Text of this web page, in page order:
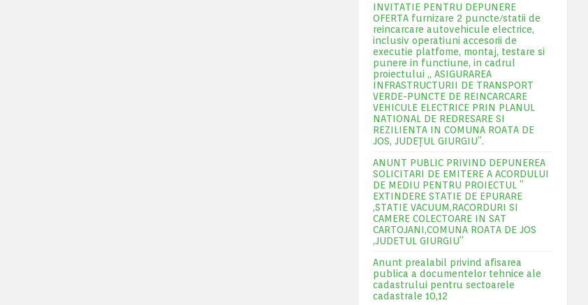
INVITATIE PENTRU DEPUNERE
OFERTA furnizare 2 puncte/statii de
reincarcare autovehicule electrice,
inclusiv operatiuni accesorii de
executie platfome, montaj, testare si
punere in functiune, in cadrul
proiectului „ ASIGURAREA
INFRASTRUCTURII DE TRANSPORT
VERDE-PUNCTE DE REINCARCARE
VEHICULE ELECTRICE PRIN PLANUL
NATIONAL DE REDRESARE SI
REZILIENTA IN COMUNA ROATA DE
JOS, JUDEŢUL GIURGIU”.
ANUNT PUBLIC PRIVIND DEPUNEREA
SOLICITARI DE EMITERE A ACORDULUI
DE MEDIU PENTRU PROIECTUL ”
EXTINDERE STATIE DE EPURARE
,STATIE VACUUM,RACORDURI SI
CAMERE COLECTOARE IN SAT
CARTOJANI,COMUNA ROATA DE JOS
,JUDETUL GIURGIU”
Anunt prealabil privind afisarea
publica a documentelor tehnice ale
cadastrului pentru sectoarele
cadastrale 10,12